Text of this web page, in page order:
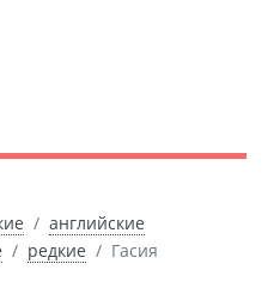
английские
редкие Гасия